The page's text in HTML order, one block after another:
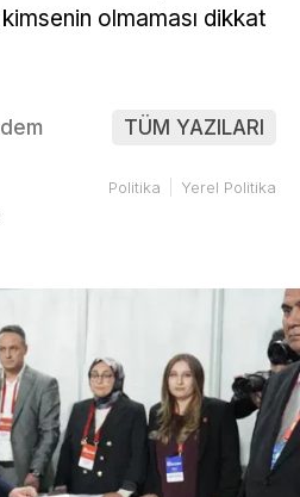
kimsenin olmaması dikkat
TÜM YAZILARI
Politika Yerel Politika